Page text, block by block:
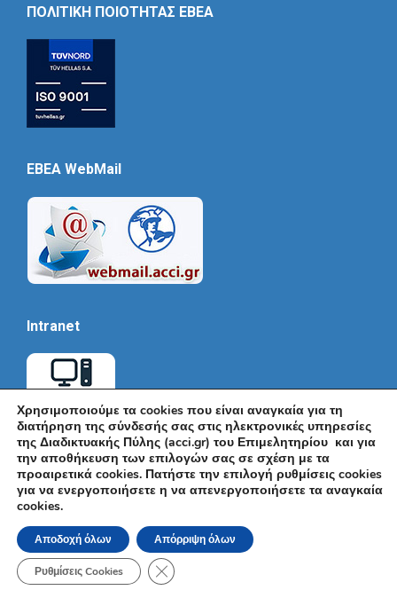
ΠΟΛΙΤΙΚΗ ΠΟΙΟΤΗΤΑΣ ΕΒΕΑ
EBEA WebMail
Intranet
© Εμπορικό και Βιομηχανικό Επιμελητήριο Αθηνών 2026 |
Ακαδημίας 7, ΤΚ: 10671, Αθήνα, Τηλ: +30 210 3604815, e-mail:
info@acci.gr
Όροι Χρήσης|Πολιτική Ασφάλειας|Πολιτική Απορρήτου
Προσβασιμότητας
Powered by KNOWLEDGE A.E.
Χρησιμοποιούμε τα cookies που είναι αναγκαία για τη
διατήρηση της σύνδεσής σας στις ηλεκτρονικές υπηρεσίες
της Διαδικτυακής Πύλης (acci.gr) του Επιμελητηρίου και για
την αποθήκευση των επιλογών σας σε σχέση με τα
προαιρετικά cookies. Πατήστε την επιλογή ρυθμίσεις cookies
για να ενεργοποιήσετε η να απενεργοποιήσετε τα αναγκαία
cookies.
Αποδοχή όλων Απόρριψη όλων
Ρυθμίσεις Cookies Κλείσιμο του Cookie banner για το GDPR